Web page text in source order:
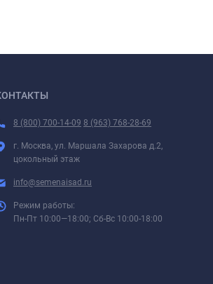
8 (800) 700-14-09 8 (963) 768-28-69
г. Москва, ул. Маршала Захарова д.2,
цокольный этаж
info@semenaisad.ru
Режим работы:
Пн-Пт 10:00—18:00; Сб-Вс 10:00-18:00